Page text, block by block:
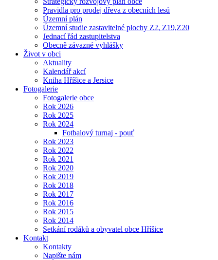
Pravidla pro prodej dřeva z obecních lesů
Územní plán
Územní studie zastavitelné plochy Z2, Z19,Z20
Jednací řád zastupitelstva
Obecně závazné vyhlášky
Život v obci
Aktuality
Kalendář akcí
Kniha Hříšice a Jersice
Fotogalerie
Fotogalerie obce
Rok 2026
Rok 2025
Rok 2024
Fotbalový turnaj - pouť
Rok 2023
Rok 2022
Rok 2021
Rok 2020
Rok 2019
Rok 2018
Rok 2017
Rok 2016
Rok 2015
Rok 2014
Setkání rodáků a obyvatel obce Hříšice
Kontakt
Kontakty
Napište nám